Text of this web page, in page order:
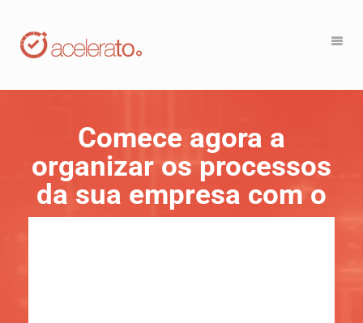
Comece agora a
organizar os processos
da sua empresa com o